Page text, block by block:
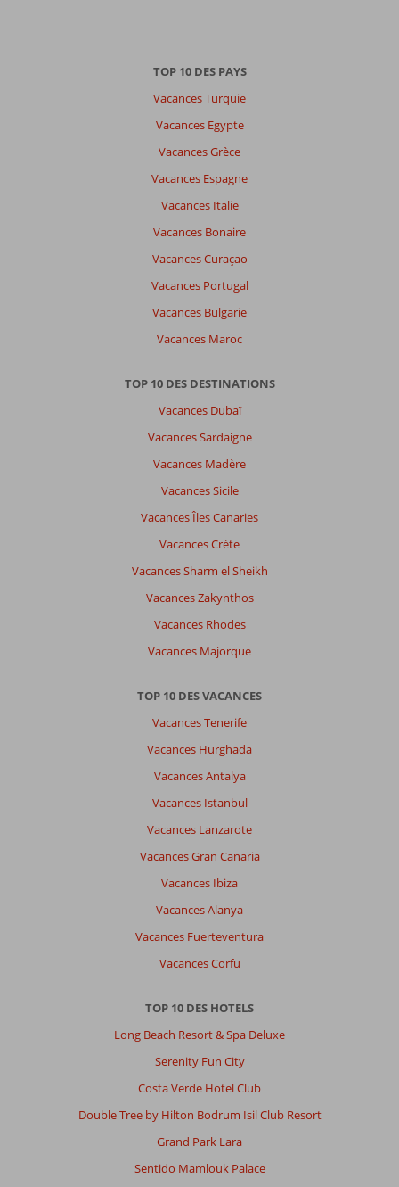
TOP 10 DES PAYS
Vacances Turquie
Vacances Egypte
Vacances Grèce
Vacances Espagne
Vacances Italie
Vacances Bonaire
Vacances Curaçao
Vacances Portugal
Vacances Bulgarie
Vacances Maroc
TOP 10 DES DESTINATIONS
Vacances Dubaï
Vacances Sardaigne
Vacances Madère
Vacances Sicile
Vacances Îles Canaries
Vacances Crète
Vacances Sharm el Sheikh
Vacances Zakynthos
Vacances Rhodes
Vacances Majorque
TOP 10 DES VACANCES
Vacances Tenerife
Vacances Hurghada
Vacances Antalya
Vacances Istanbul
Vacances Lanzarote
Vacances Gran Canaria
Vacances Ibiza
Vacances Alanya
Vacances Fuerteventura
Vacances Corfu
TOP 10 DES HOTELS
Long Beach Resort & Spa Deluxe
Serenity Fun City
Costa Verde Hotel Club
Double Tree by Hilton Bodrum Isil Club Resort
Grand Park Lara
Sentido Mamlouk Palace